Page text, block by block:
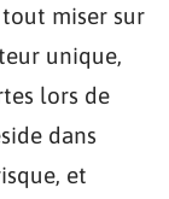
miser sur
unique,
lors de
dans
et